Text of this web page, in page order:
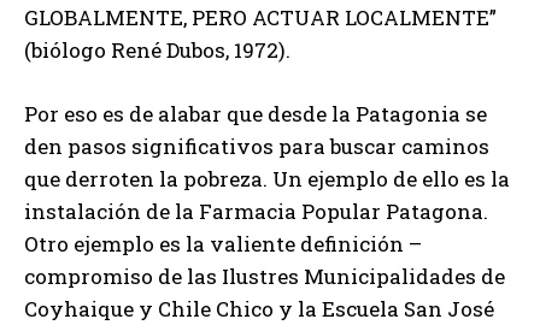
GLOBALMENTE, PERO ACTUAR LOCALMENTE”
(biólogo René Dubos, 1972).
Por eso es de alabar que desde la Patagonia se
den pasos significativos para buscar caminos
que derroten la pobreza. Un ejemplo de ello es la
instalación de la Farmacia Popular Patagona.
Otro ejemplo es la valiente definición –
compromiso de las Ilustres Municipalidades de
Coyhaique y Chile Chico y la Escuela San José